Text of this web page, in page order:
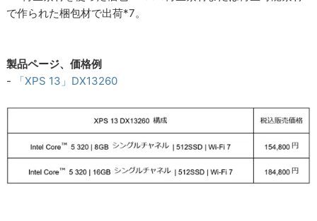
で作られた梱包材で出荷*7。
製品ページ、価格例
-
「XPS 13」DX13260